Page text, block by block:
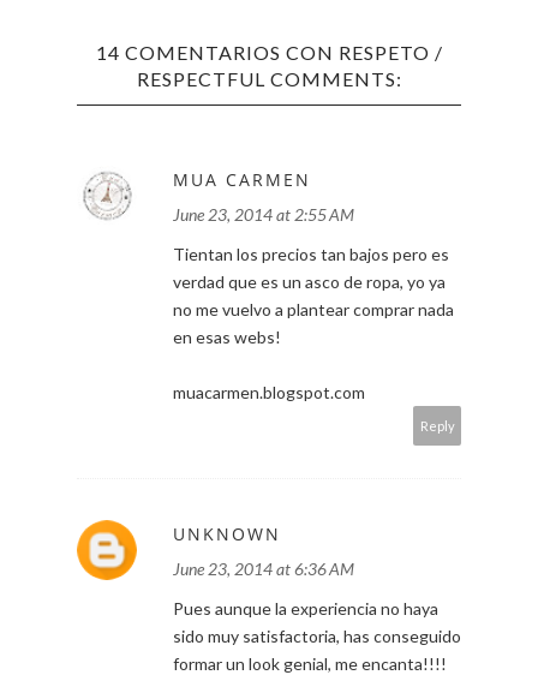
14 COMENTARIOS CON RESPETO /
RESPECTFUL COMMENTS:
MUA CARMEN
June 23, 2014 at 2:55 AM
Tientan los precios tan bajos pero es
verdad que es un asco de ropa, yo ya
no me vuelvo a plantear comprar nada
en esas webs!
muacarmen.blogspot.com
Reply
UNKNOWN
June 23, 2014 at 6:36 AM
Pues aunque la experiencia no haya
sido muy satisfactoria, has conseguido
formar un look genial, me encanta!!!!